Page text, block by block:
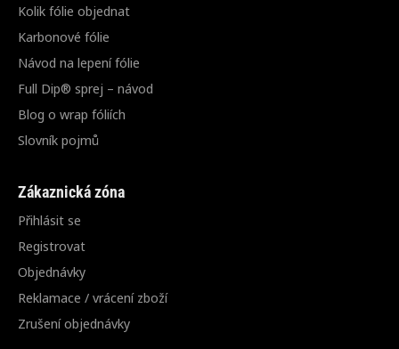
Kolik fólie objednat
Karbonové fólie
Návod na lepení fólie
Full Dip® sprej – návod
Blog o wrap fóliích
Slovník pojmů
Zákaznická zóna
Přihlásit se
Registrovat
Objednávky
Reklamace / vrácení zboží
Zrušení objednávky